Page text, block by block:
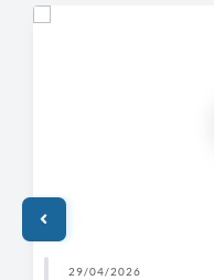
29/04/2026